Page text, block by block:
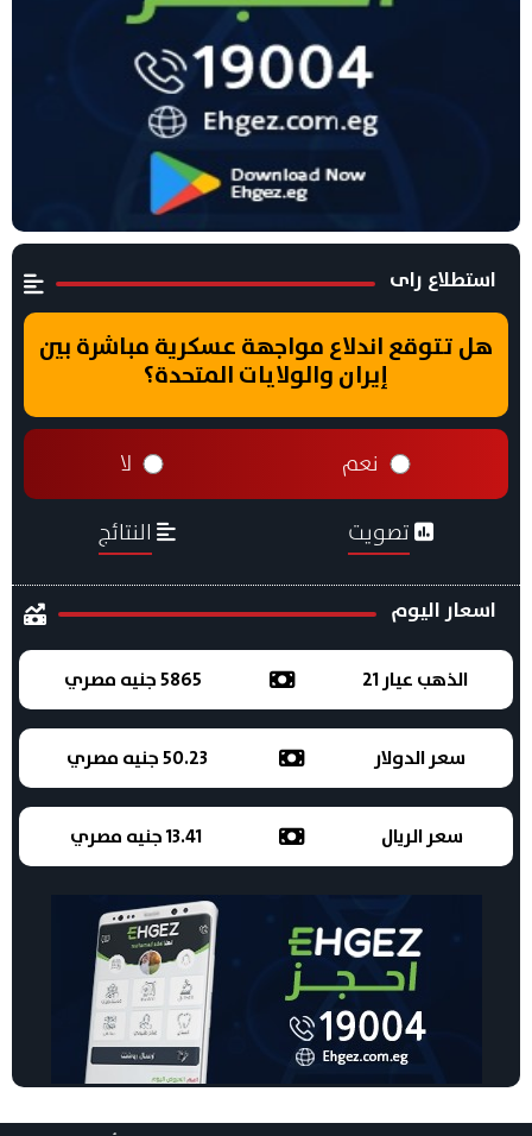
استطلاع راى
هل تتوقع اندلاع مواجهة عسكرية مباشرة بين
إيران والولايات المتحدة؟
نعم لا
تصويت النتائج
اسعار اليوم
الذهب عيار 21 5865 جنيه مصري
سعر الدولار 50.23 جنيه مصري
سعر الريال 13.41 جنيه مصري